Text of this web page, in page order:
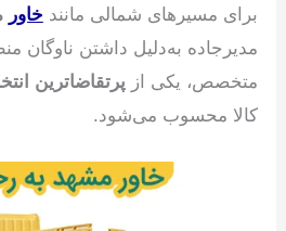
برای مسیرهای شمالی مانند خاور
مدیرجاده به‌دلیل داشتن ناوگان
متخصص، یکی از پرتقاضاترین
کالا محسوب می‌شود.